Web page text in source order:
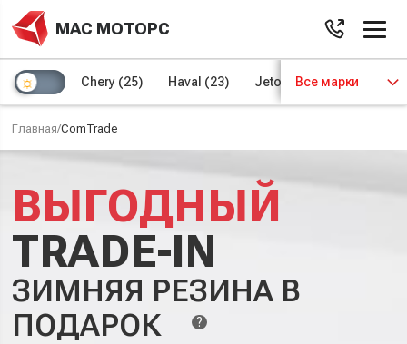
МАС МОТОРС
Chery (25) Haval (23) Jetour (8) Kaiyi (4)
Все марки
Главная/ComTrade
ВЫГОДНЫЙ
TRADE-IN
ЗИМНЯЯ РЕЗИНА В
ПОДАРОК
?